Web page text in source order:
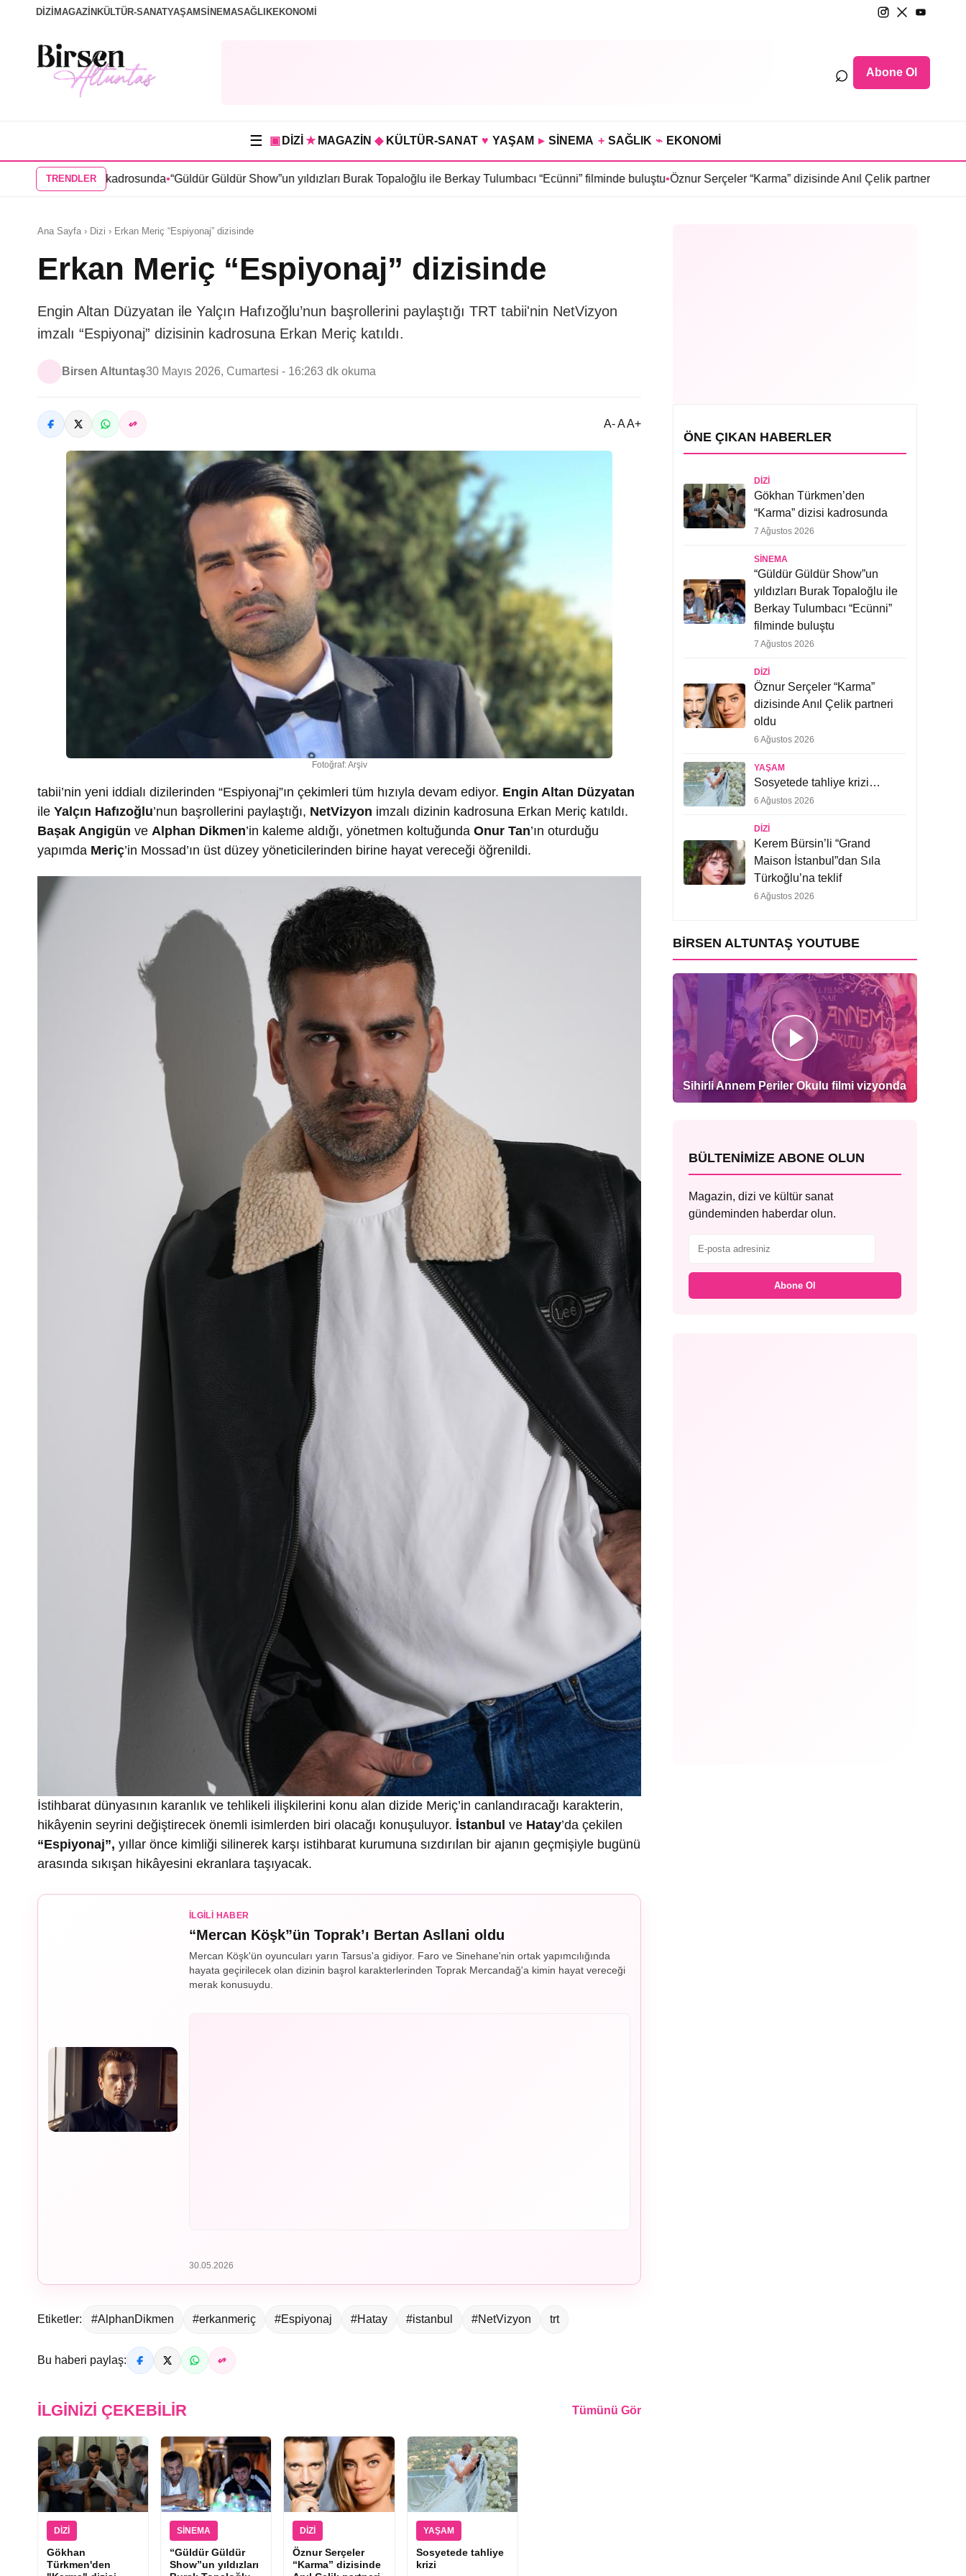
DİZİ MAGAZİN KÜLTÜR-SANATYAŞAMSİNEMASAĞLIKEKONOMİ
⌕ Abone Ol
☰ ▣ DİZİ ★ MAGAZİN ◆ KÜLTÜR-SANAT ♥ YAŞAM ▸ SİNEMA + SAĞLIK ⌁ EKONOMİ
TRENDLER
dizisi kadrosunda•“Güldür Güldür Show”un yıldızları Burak Topaloğlu ile Berkay Tulumbacı “Ecünni” filminde buluştu•Öznur Serçeler “Karma” dizisinde Anıl Çelik partneri oldu•
Ana Sayfa › Dizi › Erkan Meriç “Espiyonaj” dizisinde
Erkan Meriç “Espiyonaj” dizisinde
Engin Altan Düzyatan ile Yalçın Hafızoğlu’nun başrollerini paylaştığı TRT tabii'nin NetVizyon
imzalı “Espiyonaj” dizisinin kadrosuna Erkan Meriç katıldı.
Birsen Altuntaş30 Mayıs 2026, Cumartesi - 16:263 dk okuma
A- A A+
Fotoğraf: Arşiv
tabii’nin yeni iddialı dizilerinden “Espiyonaj”ın çekimleri tüm hızıyla devam ediyor. Engin Altan Düzyatan
ile Yalçın Hafızoğlu’nun başrollerini paylaştığı, NetVizyon imzalı dizinin kadrosuna Erkan Meriç katıldı.
Başak Angigün ve Alphan Dikmen’in kaleme aldığı, yönetmen koltuğunda Onur Tan’ın oturduğu
yapımda Meriç’in Mossad’ın üst düzey yöneticilerinden birine hayat vereceği öğrenildi.
İstihbarat dünyasının karanlık ve tehlikeli ilişkilerini konu alan dizide Meriç’in canlandıracağı karakterin,
hikâyenin seyrini değiştirecek önemli isimlerden biri olacağı konuşuluyor. İstanbul ve Hatay’da çekilen
“Espiyonaj”, yıllar önce kimliği silinerek karşı istihbarat kurumuna sızdırılan bir ajanın geçmişiyle bugünü
arasında sıkışan hikâyesini ekranlara taşıyacak.
İLGILI HABER
“Mercan Köşk”ün Toprak’ı Bertan Asllani oldu
Mercan Köşk'ün oyuncuları yarın Tarsus'a gidiyor. Faro ve Sinehane'nin ortak yapımcılığında
hayata geçirilecek olan dizinin başrol karakterlerinden Toprak Mercandağ'a kimin hayat vereceği
merak konusuydu.
30.05.2026
Etiketler: #AlphanDikmen #erkanmeriç #Espiyonaj #Hatay #istanbul #NetVizyon trt
Bu haberi paylaş:
İLGINIZI ÇEKEBILIR Tümünü Gör
DIZI
Gökhan
Türkmen'den
SINEMA
“Güldür Güldür
Show”un yıldızları
DIZI
Öznur Serçeler
“Karma” dizisinde
YAŞAM
Sosyetede tahliye
krizi
ÖNE ÇIKAN HABERLER
DIZI
Gökhan Türkmen’den
“Karma” dizisi kadrosunda
7 Ağustos 2026
SINEMA
“Güldür Güldür Show”un
yıldızları Burak Topaloğlu ile
Berkay Tulumbacı “Ecünni”
filminde buluştu
7 Ağustos 2026
DIZI
Öznur Serçeler “Karma”
dizisinde Anıl Çelik partneri
oldu
6 Ağustos 2026
YAŞAM
Sosyetede tahliye krizi…
6 Ağustos 2026
DIZI
Kerem Bürsin’li “Grand
Maison İstanbul”dan Sıla
Türkoğlu’na teklif
6 Ağustos 2026
BIRSEN ALTUNTAŞ YOUTUBE
Sihirli Annem Periler Okulu filmi vizyonda
BÜLTENIMIZE ABONE OLUN
Magazin, dizi ve kültür sanat
gündeminden haberdar olun.
Abone Ol